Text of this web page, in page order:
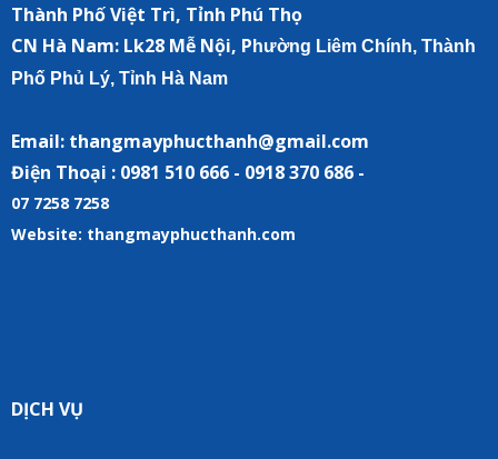
Thành Phố Việt Trì, Tỉnh Phú Thọ
CN Hà Nam: Lk28 Mễ Nội, P hường Liêm Chính, Thành
Phố Phủ Lý, Tỉnh Hà Nam
Email: thangmayphucthanh@gmail.com
Điện Thoại : 0981 510 666 - 0918 370 686 -
07 7258 7258
Website: thangmayphucthanh.com
DỊCH VỤ